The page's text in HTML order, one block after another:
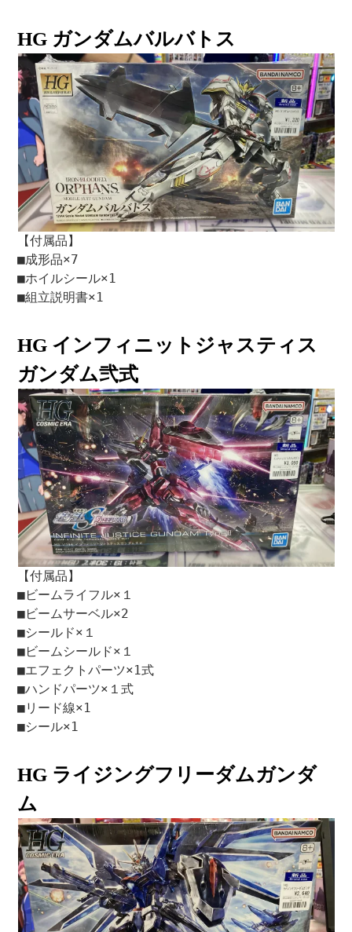
HG ガンダムバルバトス
【付属品】
■成形品×7
■ホイルシール×1
■組立説明書×1
HG インフィニットジャスティス
ガンダム弐式
【付属品】
■ビームライフル×１
■ビームサーベル×2
■シールド×１
■ビームシールド×１
■エフェクトパーツ×1式
■ハンドパーツ×１式
■リード線×1
■シール×1
HG ライジングフリーダムガンダ
ム